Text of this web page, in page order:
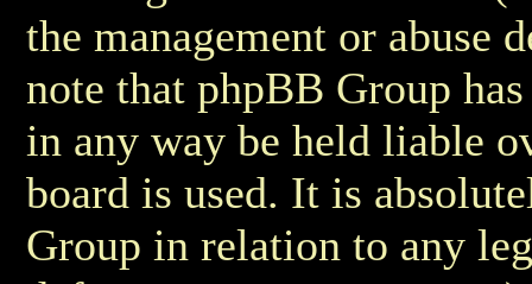
the management or abuse
note that phpBB Group
in any way be held liable
board is used. It is
Group in relation to any